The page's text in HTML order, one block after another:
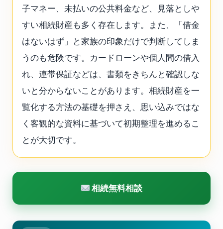
子マネー、未払いの公共料金など、見落としや
すい相続財産も多く存在します。また、「借金
はないはず」と家族の印象だけで判断してしま
うのも危険です。カードローンや個人間の借入
れ、連帯保証などは、書類をきちんと確認しな
いと分からないことがあります。相続財産を一
覧化する方法の基礎を押さえ、思い込みではな
く客観的な資料に基づいて初期整理を進めるこ
とが大切です。
相続無料相談